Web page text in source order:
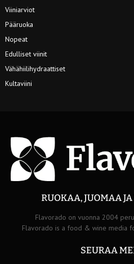
Viiniarviot
Pääruoka
Nopeat
Edulliset viinit
Vähähiilihydraattiset
Kultaviini
RUOKAA, JUOMAA
Flavorado on vuonna 2004
Flavorado is a food & wine media
SEURAA